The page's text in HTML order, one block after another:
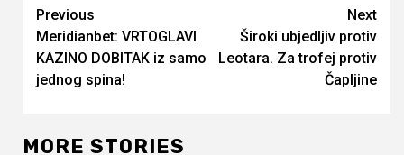
Continue
Reading
Previous
Meridianbet: VRTOGLAVI
KAZINO DOBITAK iz samo
jednog spina!
Next
Široki ubjedljiv protiv
Leotara. Za trofej protiv
Čapljine
MORE STORIES